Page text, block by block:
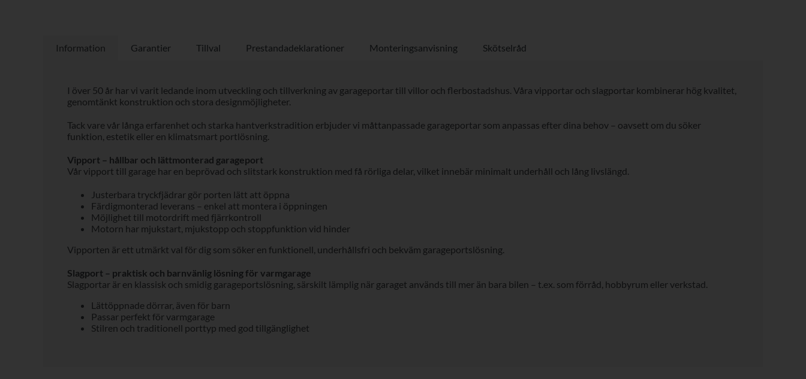
Information Garantier Tillval Prestandadeklarationer Monteringsanvisning Skötselråd
I över 50 år har vi varit ledande inom utveckling och tillverkning av garageportar till villor och flerbostadshus. Våra vipportar och slagportar kombinerar hög kvalitet,
genomtänkt konstruktion och stora designmöjligheter.
Tack vare vår långa erfarenhet och starka hantverkstradition erbjuder vi måttanpassade garageportar som anpassas efter dina behov – oavsett om du söker
funktion, estetik eller en klimatsmart portlösning.
Vipport – hållbar och lättmonterad garageport
Vår vipport till garage har en beprövad och slitstark konstruktion med få rörliga delar, vilket innebär minimalt underhåll och lång livslängd.
Justerbara tryckfjädrar gör porten lätt att öppna
Färdigmonterad leverans – enkel att montera i öppningen
Möjlighet till motordrift med fjärrkontroll
Motorn har mjukstart, mjukstopp och stoppfunktion vid hinder
Vipporten är ett utmärkt val för dig som söker en funktionell, underhållsfri och bekväm garageportslösning.
Slagport – praktisk och barnvänlig lösning för varmgarage
Slagportar är en klassisk och smidig garageportslösning, särskilt lämplig när garaget används till mer än bara bilen – t.ex. som förråd, hobbyrum eller verkstad.
Lättöppnade dörrar, även för barn
Passar perfekt för varmgarage
Stilren och traditionell porttyp med god tillgänglighet